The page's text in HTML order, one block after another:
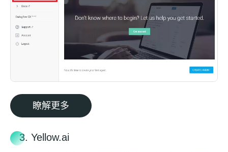
瞭解更多
3. Yellow.ai